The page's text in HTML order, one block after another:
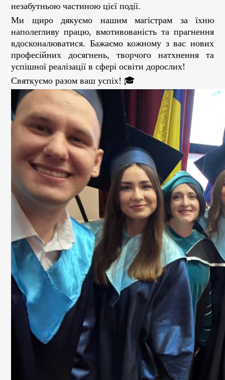
незабутньою частиною цієї події.
Ми щиро дякуємо нашим магістрам за їхню
наполегливу працю, вмотивованість та прагнення
вдосконалюватися. Бажаємо кожному з вас нових
професійних досягнень, творчого натхнення та
успішної реалізації в сфері освіти дорослих!
Святкуємо разом ваш успіх! 🎓